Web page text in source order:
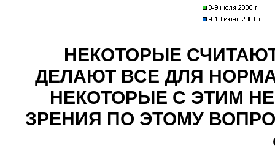
НЕКОТОРЫЕ
ДЕЛАЮТ ВСЕ ДЛЯ
НЕКОТОРЫЕ С ЭТИМ
ЗРЕНИЯ ПО ЭТОМУ